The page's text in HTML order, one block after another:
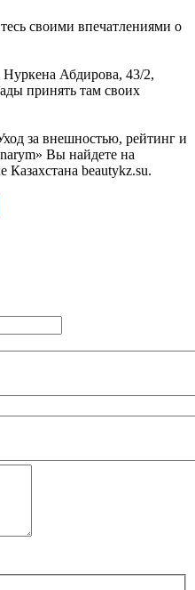
своими впечатлениями о
Абдирова, 43/2,
принять там своих
за внешностью, рейтинг и
Вы найдете на
beautykz.su.